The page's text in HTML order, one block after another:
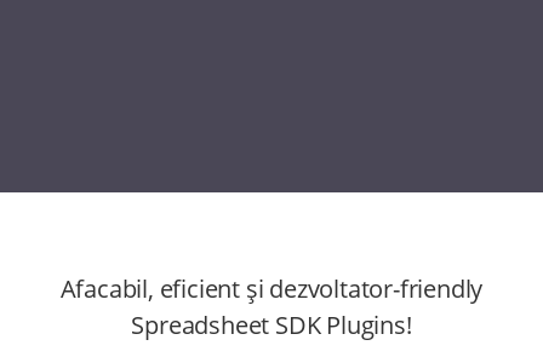
Afacabil, eficient și dezvoltator-friendly
Spreadsheet SDK Plugins!